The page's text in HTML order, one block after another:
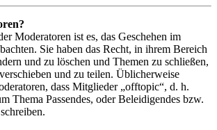
Moderatoren ist es, das Geschehen im
Sie haben das Recht, in ihrem Bereich
und zu löschen und Themen zu schließen,
und zu teilen. Üblicherweise
dass Mitglieder „offtopic“, d. h.
Thema Passendes, oder Beleidigendes bzw.